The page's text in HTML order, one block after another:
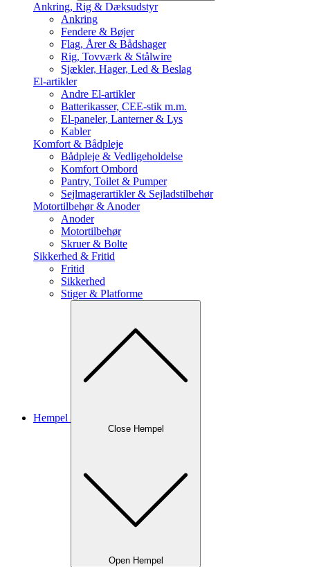
Ankring, Rig & Dæksudstyr
Ankring
Fendere & Bøjer
Flag, Årer & Bådshager
Rig, Tovværk & Stålwire
Sjækler, Hager, Led & Beslag
El-artikler
Andre El-artikler
Batterikasser, CEE-stik m.m.
El-paneler, Lanterner & Lys
Kabler
Komfort & Bådpleje
Bådpleje & Vedligeholdelse
Komfort Ombord
Pantry, Toilet & Pumper
Sejlmagerartikler & Sejladstilbehør
Motortilbehør & Anoder
Anoder
Motortilbehør
Skruer & Bolte
Sikkerhed & Fritid
Fritid
Sikkerhed
Stiger & Platforme
Hempel
Close Hempel
Open Hempel